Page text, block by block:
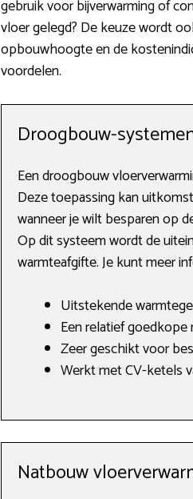
gebruik voor bijverwarming of
vloer gelegd? De keuze wordt
opbouwhoogte en de
voordelen.
Droogbouw-
Een droogbouw
Deze toepassing kan
wanneer je wilt besparen op
Op dit systeem wordt de
warmteafgifte. Je kunt meer
Uitstekende
Een relatief goedkope
Zeer geschikt voor
Werkt met CV-ketels
Natbouw